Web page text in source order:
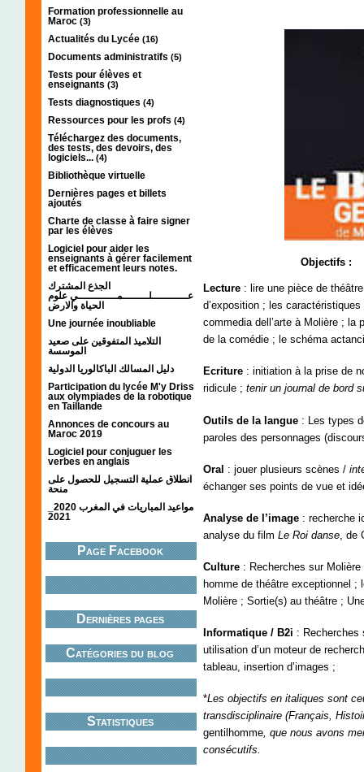
Formation professionnelle au
Maroc (3)
Actualités du Lycée (16)
Documents administratifs (5)
Tests pour élèves et
enseignants (3)
Tests diagnostiques (4)
Ressources pour les profs (4)
Téléchargez des documents,
des tests, des devoirs, des
logiciels... (4)
Bibliothèque virtuelle
Dernières pages et billets
ajoutés
Charte de classe à faire signer
par les élèves
Logiciel pour aider les
enseignants à gérer facilement
et efficacement leurs notes.
الجذع المشترك
عـــــــــــلــــــــمــــــــــــي علوم
الحياة والارض
Une journée inoubliable
التلاميذ المتفوقين على صعيد
الموسسة
دليل المسالك الباكالوريا الدولية
Participation du lycée M'y Driss
aux olympiades de la robotique
en Taillande
Annonces de concours au
Maroc 2019
Logiciel pour conjuguer les
verbes en anglais
انطلاق عملية التسجيل للحصول على
منحة
2021
Page Facebook
Dernières pages
Catégories du blog
Statistiques
Objectifs :
Lecture : lire une pièce de
d’exposition ; les
commedia dell’arte à Molière ; la
de la comédie ; le schéma
Ecriture : initiation à la prise de
ridicule ; tenir un journal de bord
Outils de la langue : Les types
paroles des personnages
Oral : jouer plusieurs scènes /
échanger ses points de vue et
Analyse de l’image : recherche
analyse du film Le Roi danse , de
Culture : Recherches sur
homme de théâtre exceptionnel ;
Molière ; Sortie(s) au théâtre ;
Informatique / B2i : Recherches
utilisation d’un moteur de
tableau, insertion d’images ;
*Les objectifs en italiques sont
transdisciplinaire (Français,
gentilhomme, que nous avons
consécutifs.